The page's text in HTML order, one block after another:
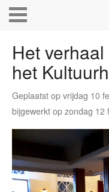
Het
het
Geplaatst op vrijdag 10
bijgewerkt op zondag